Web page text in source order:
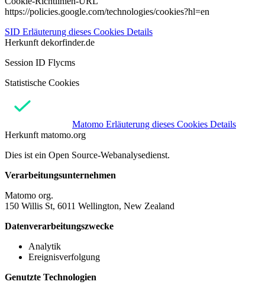
https://policies.google.com/technologies/cookies?hl=en
SID Erläuterung dieses Cookies Details
Herkunft dekorfinder.de
Session ID Flycms
Statistische Cookies
Matomo Erläuterung dieses Cookies Details
Herkunft matomo.org
Dies ist ein Open Source-Webanalysedienst.
Verarbeitungsunternehmen
Matomo org.
150 Willis St, 6011 Wellington, New Zealand
Datenverarbeitungszwecke
Analytik
Ereignisverfolgung
Genutzte Technologien